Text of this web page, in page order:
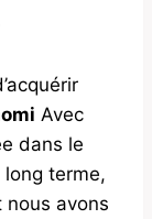
Avec
dans le
long terme,
nous avons